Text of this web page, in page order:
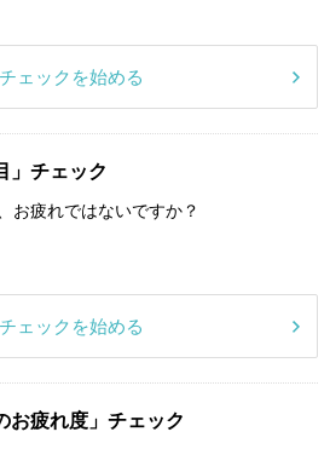
ェックを始める
」チェック
お疲れではないですか？
ェックを始める
お疲れ度」チェック